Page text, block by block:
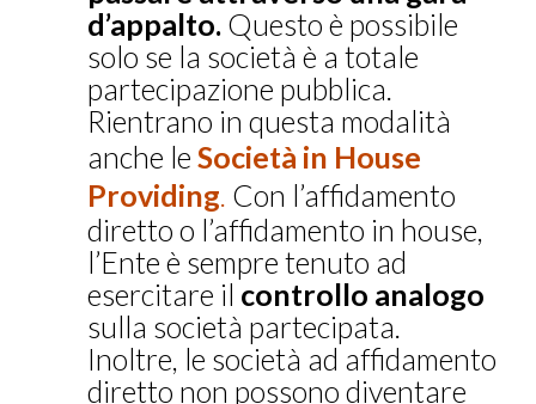
d’appalto. Questo è possibile
solo se la società è a totale
partecipazione pubblica.
Rientrano in questa modalità
anche le Società in House
Providing. Con l’affidamento
diretto o l’affidamento in house,
l’Ente è sempre tenuto ad
esercitare il controllo analogo
sulla società partecipata.
Inoltre, le società ad affidamento
diretto non possono diventare